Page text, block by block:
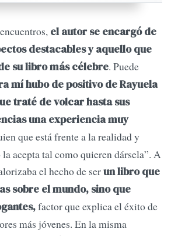
el autor se encargó de
destacables y aquello que
su libro más célebre. Puede
mí hubo de positivo de Rayuela
traté de volcar hasta sus
una experiencia muy
que está frente a la realidad y
acepta tal como quieren dársela”. A
el hecho de serun libro que
sobre el mundo, sino que
factor que explica el éxito de
más jóvenes. En la misma